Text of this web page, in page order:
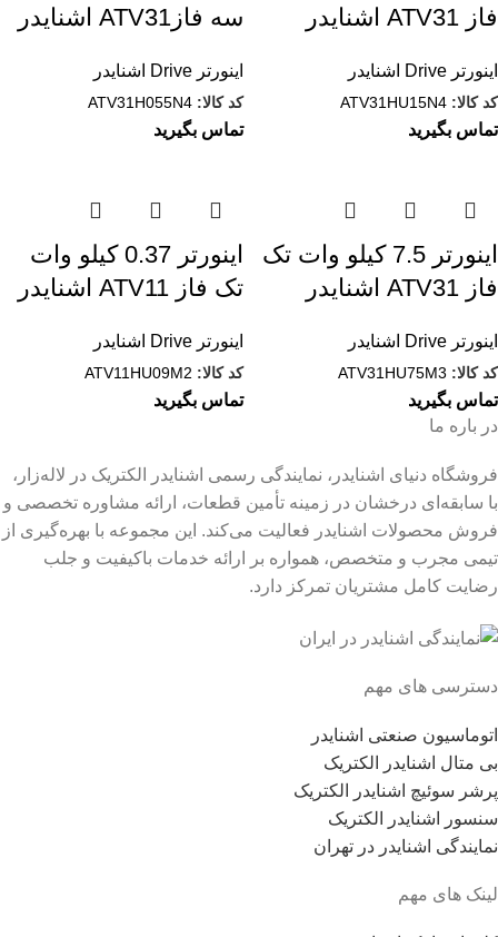
فاز ATV31 اشنایدر
اینورتر Drive اشنایدر
کد کالا: ATV31HU15N4
تماس بگیرید
سه فازATV31 اشنایدر
اینورتر Drive اشنایدر
کد کالا: ATV31H055N4
تماس بگیرید
اینورتر 7.5 کيلو وات تک
فاز ATV31 اشنایدر
اینورتر Drive اشنایدر
کد کالا: ATV31HU75M3
تماس بگیرید
اینورتر 0.37 کيلو وات
تک فاز ATV11 اشنایدر
اینورتر Drive اشنایدر
کد کالا: ATV11HU09M2
تماس بگیرید
در باره ما
فروشگاه دنیای اشنایدر، نمایندگی رسمی اشنایدر الکتریک در لاله‌زار،
با سابقه‌ای درخشان در زمینه تأمین قطعات، ارائه مشاوره تخصصی و
فروش محصولات اشنایدر فعالیت می‌کند. این مجموعه با بهره‌گیری از
تیمی مجرب و متخصص، همواره بر ارائه خدمات باکیفیت و جلب
رضایت کامل مشتریان تمرکز دارد.
دسترسی های مهم
اتوماسیون صنعتی اشنایدر
بی متال اشنایدر الکتریک
پرشر سوئیچ اشنایدر الکتریک
سنسور اشنایدر الکتریک
نمایندگی اشنایدر در تهران
لینک های مهم